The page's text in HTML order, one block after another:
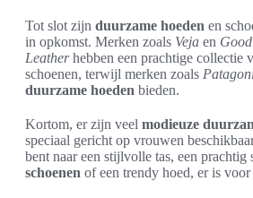
Tot slot zijn duurzame hoeden en
in opkomst. Merken zoals Veja en
Leatherhebben een prachtige collectie
schoenen, terwijl merken zoals
duurzame hoeden bieden.
Kortom, er zijn veel modieuze
speciaal gericht op vrouwen
bent naar een stijlvolle tas, een prachtig
schoenen of een trendy hoed, er is